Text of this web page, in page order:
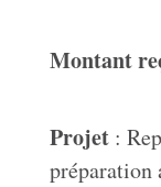
Montant
Projet :
préparation